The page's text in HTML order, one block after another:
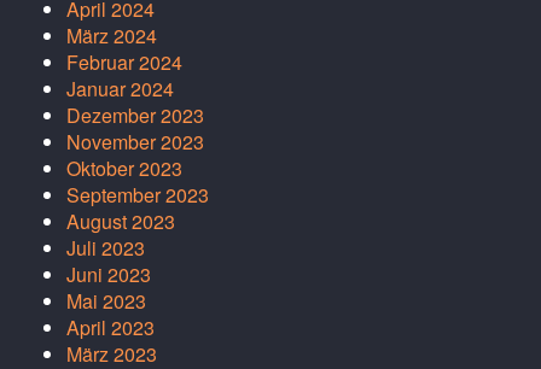
April 2024
März 2024
Februar 2024
Januar 2024
Dezember 2023
November 2023
Oktober 2023
September 2023
August 2023
Juli 2023
Juni 2023
Mai 2023
April 2023
März 2023